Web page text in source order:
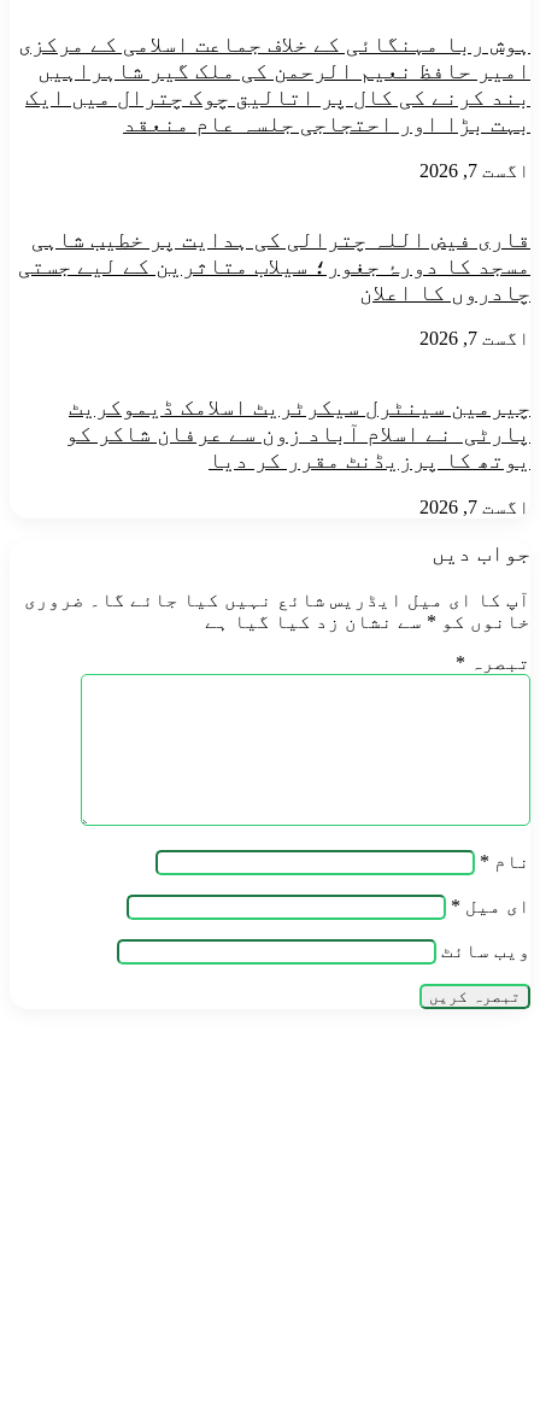
ہوش ربا مہنگائی کے خلاف جماعت اسلامی کے مرکزی
امیر حافظ نعیم الرحمن کی ملک گیر شاہراہیں
بند کرنے کی کال پر اتالیق چوک چترال میں ایک
بہت بڑا اور احتجاجی جلسہ عام منعقد
اگست 7, 2026
قاری فیض اللہ چترالی کی ہدایت پر خطیب شاہی
مسجد کا دورۂ جغور؛ سیلاب متاثرین کے لیے جستی
چادروں کا اعلان
اگست 7, 2026
چیرمین سینٹرل سیکرٹریٹ اسلامک ڈیموکریٹ
پارٹی نے اسلام آباد زون سے عرفان شاکر کو
یوتھ کا پرزیڈنٹ مقرر کر دیا
اگست 7, 2026
جواب دیں
آپ کا ای میل ایڈریس شائع نہیں کیا جائے گا۔
ضروری
خانوں کو * سے نشان زد کیا گیا ہے
تبصرہ *
نام *
ای میل *
ویب‌ سائٹ